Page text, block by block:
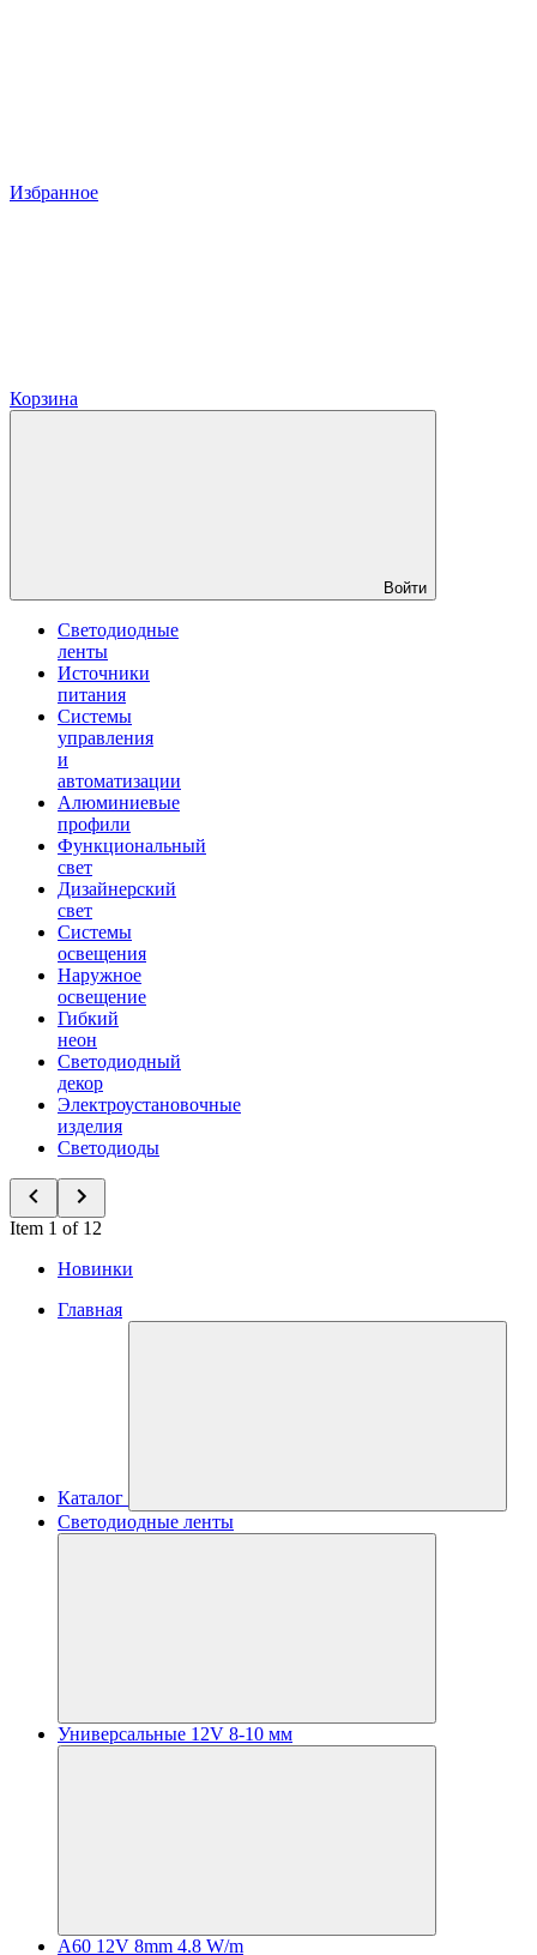
Избранное
Корзина
Войти
Светодиодные
ленты
Источники
питания
Системы
управления
и
автоматизации
Алюминиевые
профили
Функциональный
свет
Дизайнерский
свет
Системы
освещения
Наружное
освещение
Гибкий
неон
Светодиодный
декор
Электроустановочные
изделия
Светодиоды
Item 1 of 12
Новинки
Главная
Каталог
Светодиодные ленты
Универсальные 12V 8-10 мм
A60 12V 8mm 4.8 W/m